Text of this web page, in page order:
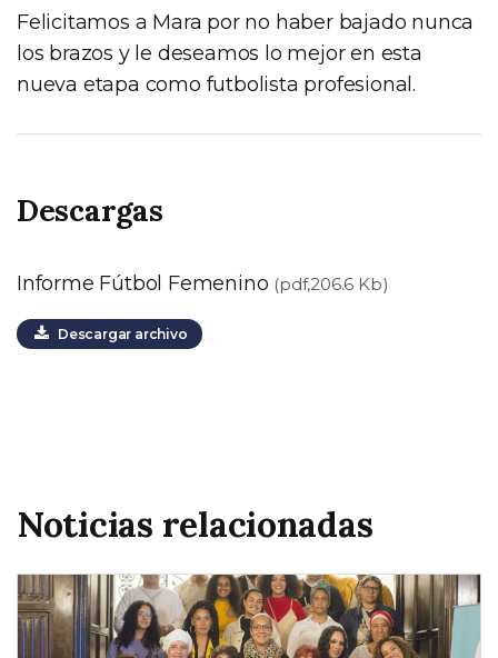
Felicitamos a Mara por no haber bajado nunca
los brazos y le deseamos lo mejor en esta
nueva etapa como futbolista profesional.
Descargas
Informe Fútbol Femenino (pdf,206.6 Kb)
Descargar archivo
Noticias relacionadas